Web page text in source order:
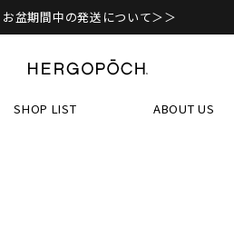
お盆期間中の発送について＞＞
SHOP LIST ABOUT US